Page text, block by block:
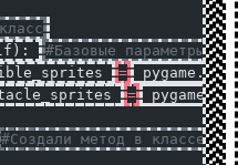
#Базовые параметры
=
=
#Создали метод в классе